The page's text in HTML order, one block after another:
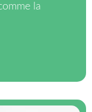
la